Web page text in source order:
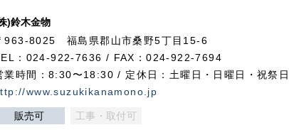
)鈴木金物
963-8025 福島県郡山市桑野5丁目15-6
：024-922-7636 / FAX：024-922-7694
業時間：8:30〜18:30 / 定休日：土曜日・日曜日・祝祭日
www.suzukikanamono.jp
販売可 工事・取付可